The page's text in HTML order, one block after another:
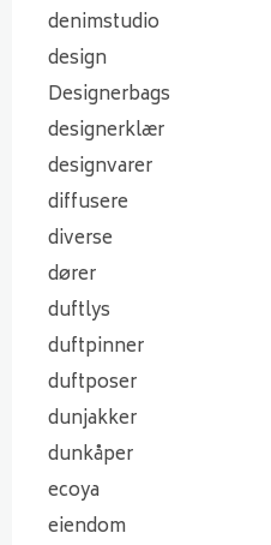
denimstudio
design
Designerbags
designerklær
designvarer
diffusere
diverse
dører
duftlys
duftpinner
duftposer
dunjakker
dunkåper
ecoya
eiendom